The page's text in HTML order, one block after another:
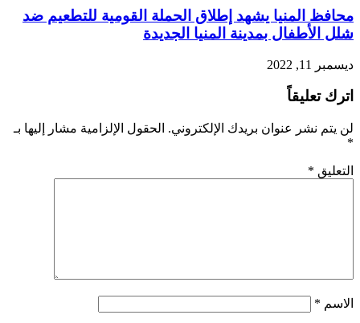
محافظ المنيا يشهد إطلاق الحملة القومية للتطعيم ضد
شلل الأطفال بمدينة المنيا الجديدة
ديسمبر 11, 2022
اترك تعليقاً
لن يتم نشر عنوان بريدك الإلكتروني. الحقول الإلزامية مشار إليها بـ
*
التعليق *
الاسم *